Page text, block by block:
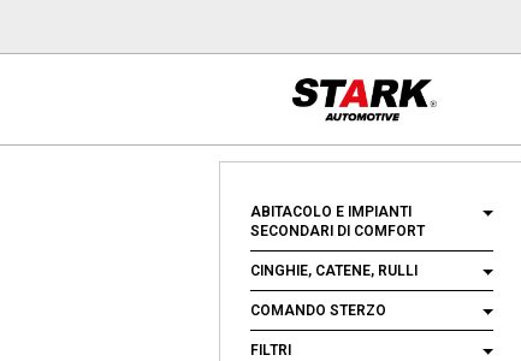
ABITACOLO E IMPIANTI
SECONDARI DI COMFORT
CINGHIE, CATENE, RULLI
COMANDO STERZO
FILTRI